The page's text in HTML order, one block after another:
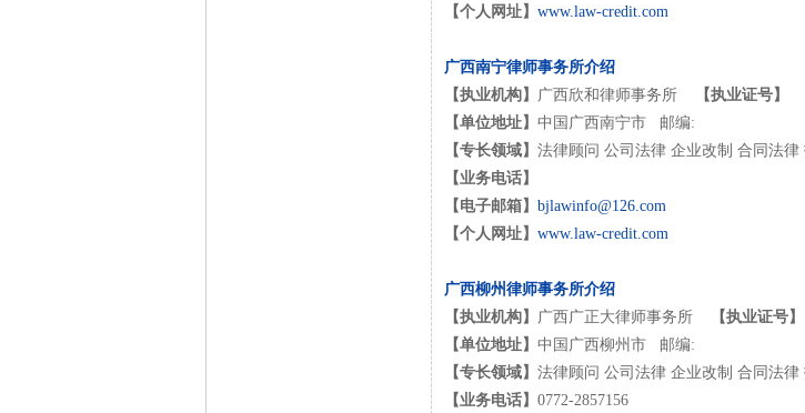
【个人网址】 www.law-credit.com
广西南宁律师事务所介绍
【执业机构】 广西欣和律师事务所
【执业证号】
【单位地址】 中国广西南宁市 邮编:
【专长领域】 法律顾问 公司法律 企业改制 合同法
【业务电话】
【电子邮箱】 bjlawinfo@126.com
【个人网址】 www.law-credit.com
广西柳州律师事务所介绍
【执业机构】 广西广正大律师事务所
【执业证号】
【单位地址】 中国广西柳州市 邮编:
【专长领域】 法律顾问 公司法律 企业改制 合同法
【业务电话】 0772-2857156